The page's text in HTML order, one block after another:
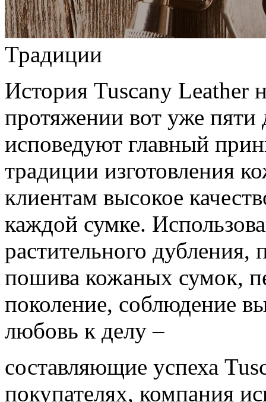
Традиции
История Tuscany Leather
протяжении вот уже пяти
исповедуют главный
традиции изготовления
клиентам высокое
каждой сумке.
растительного дубления,
пошива кожаных сумок,
поколение, соблюдение
любовь к делу –
составляющие успеха
покупателях, компания